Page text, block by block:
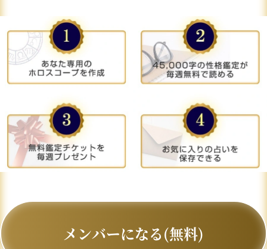
メンバーになる(無料)